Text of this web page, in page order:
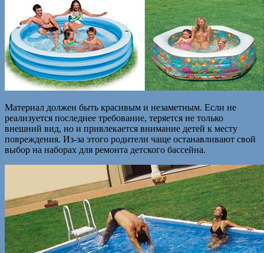
Материал должен быть красивым и незаметным. Если не
реализуется последнее требование, теряется не только
внешний вид, но и привлекается внимание детей к месту
повреждения. Из-за этого родители чаще останавливают свой
выбор на наборах для ремонта детского бассейна.